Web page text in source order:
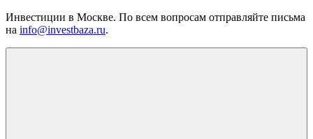
Инвестиции в Москве. По всем вопросам отправляйте письма
на info@investbaza.ru.